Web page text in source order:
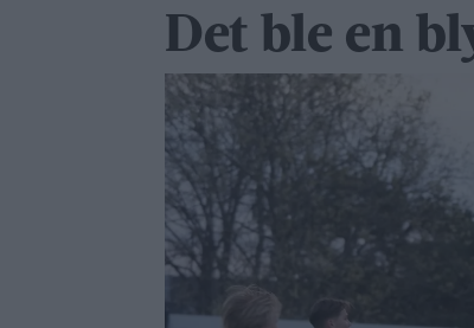
Det ble en